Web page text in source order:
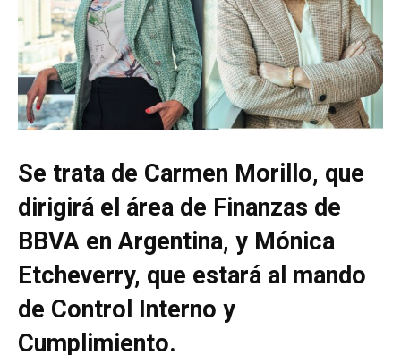
Se trata de Carmen Morillo, que
dirigirá el área de Finanzas de
BBVA en Argentina, y Mónica
Etcheverry, que estará al mando
de Control Interno y
Cumplimiento.